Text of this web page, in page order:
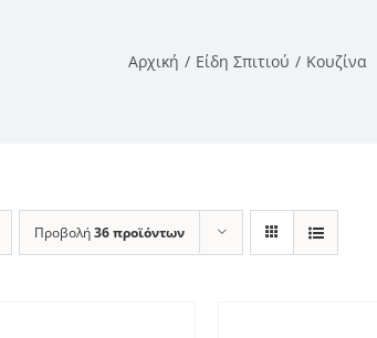
Αρχική Είδη Σπιτιού Κουζίνα
Προβολή36 προϊόντων